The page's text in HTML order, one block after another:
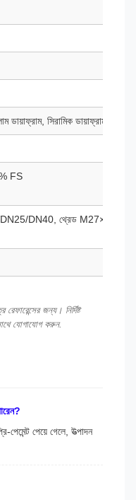
ডায়াফ্রাম, সিরামিক ডায়াফ্রাম
FS
DN25/DN40, থ্রেড M27×2,
জন্য। নির্দিষ্ট
যোগাযোগ করুন.
পেয়ে গেলে, উত্পাদন